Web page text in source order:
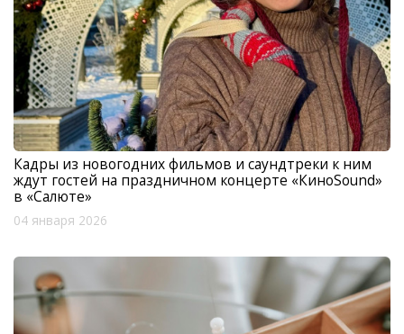
Кадры из новогодних фильмов и саундтреки к ним
ждут гостей на праздничном концерте «КиноSound»
в «Салюте»
04 января 2026